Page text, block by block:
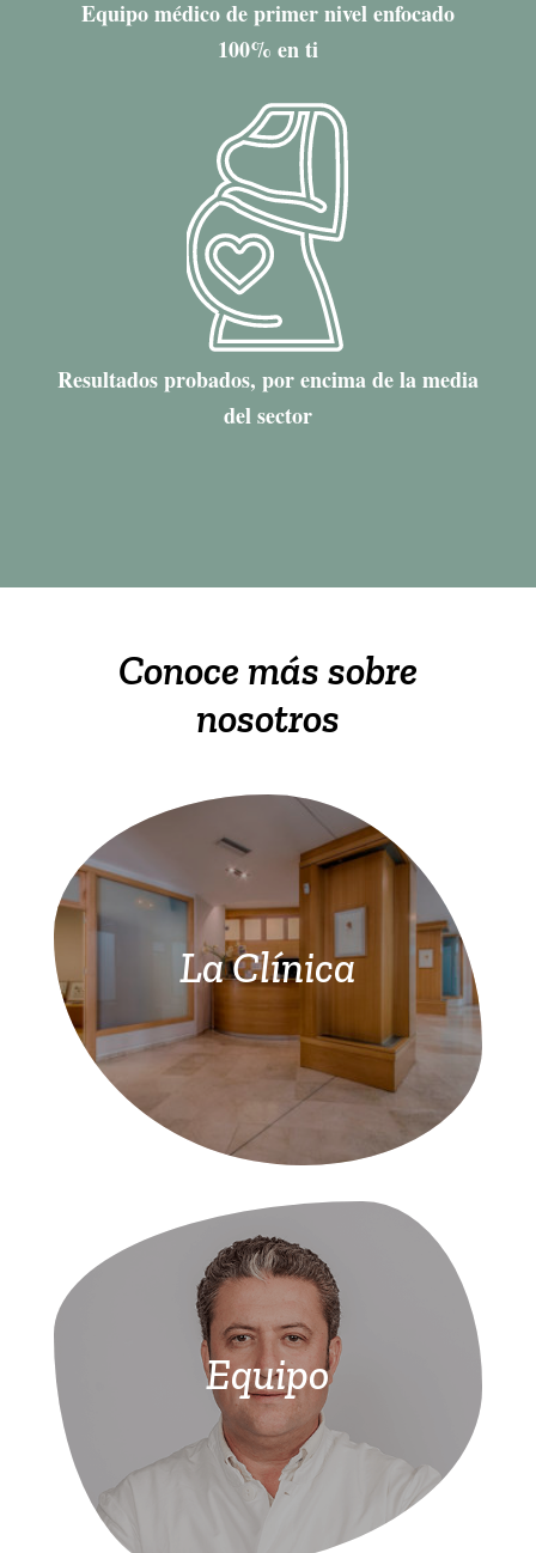
Equipo médico de primer nivel enfocado
100% en ti
Resultados probados, por encima de la media
del sector
Conoce más sobre
nosotros
La Clínica
Equipo